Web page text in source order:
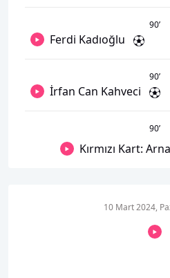
90’
Ferdi Kadıoğlu
90’
İrfan Can Kahveci
90’
Kırmızı Kart:
10 Mart 2024,